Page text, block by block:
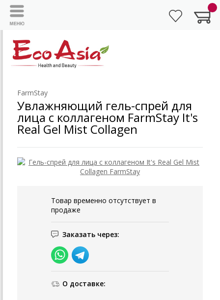
FarmStay
Увлажняющий гель-спрей для
лица с коллагеном FarmStay It's
Real Gel Mist Collagen
Товар временно отсутствует в
продаже
Заказать через:
О доставке: